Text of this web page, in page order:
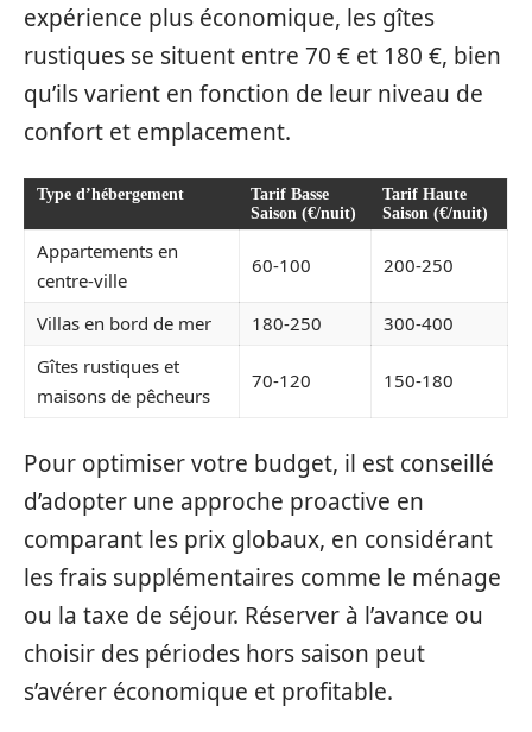
expérience plus économique, les gîtes
rustiques se situent entre 70 € et 180 €, bien
qu’ils varient en fonction de leur niveau de
confort et emplacement.
Type d’hébergement
Tarif Basse
Saison (€/nuit)
Tarif Haute
Saison (€/nuit)
Appartements en
centre-ville
60-100 200-250
Villas en bord de mer 180-250
300-400
Gîtes rustiques et
maisons de pêcheurs
70-120 150-180
Pour optimiser votre budget, il est conseillé
d’adopter une approche proactive en
comparant les prix globaux, en considérant
les frais supplémentaires comme le ménage
ou la taxe de séjour. Réserver à l’avance ou
choisir des périodes hors saison peut
s’avérer économique et profitable.